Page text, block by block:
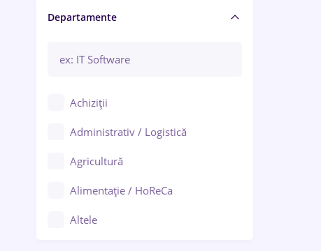
Brașov
Bacău
Galați (Galați)
Ploiești
Departamente
Achiziții
Administrativ / Logistică
Agricultură
Alimentație / HoReCa
Altele